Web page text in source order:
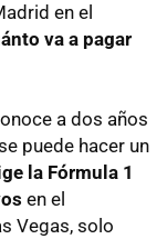
en el
va a pagar
a dos años
puede hacer un
la Fórmula 1
en el
Vegas, solo